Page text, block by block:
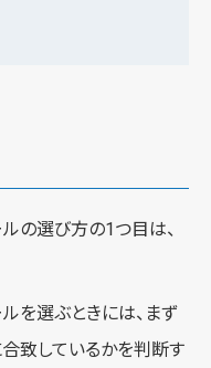
の選び方の1つ目は、
を選ぶときには、まず
致しているかを判断す